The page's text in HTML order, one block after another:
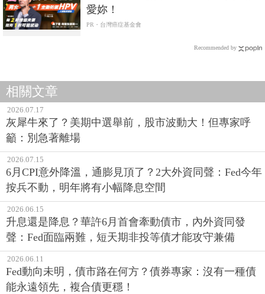
愛妳！
PR・台灣癌症基金會
Recommended by
相關文章
2026.07.17
灰犀牛來了？美期中選舉前，股市波動大！但專家呼
籲：別急著離場
2026.07.15
6月CPI意外降溫，通膨見頂了？2大外資同聲：Fed今年
按兵不動，明年將有小幅降息空間
2026.06.15
升息還是降息？華許6月首會牽動債市，內外資同發
聲：Fed面臨兩難，短天期非投等債才能攻守兼備
2026.06.11
Fed動向未明，債市路在何方？債券專家：沒有一種債
能永遠領先，複合債更穩！